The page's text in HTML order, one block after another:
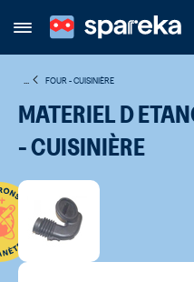
FOUR - CUISINIÈRE
MATERIEL D
- CUISINIÈRE